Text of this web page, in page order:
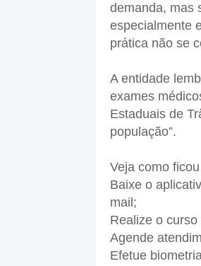
demanda, mas
especialmente
prática não se
A entidade
exames
Estaduais de
população”.
Veja como
Baixe o
mail;
Realize o
Agende
Efetue